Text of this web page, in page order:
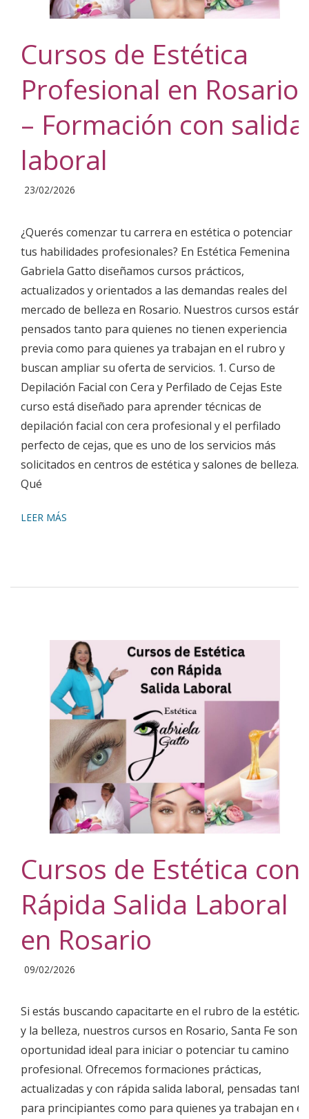
Cursos de Estética
Profesional en Rosario
– Formación con salida
laboral
2026-
23
23/02/2026
¿Querés comenzar tu carrera en estética o potenciar
tus habilidades profesionales? En Estética Femenina
Gabriela Gatto diseñamos cursos prácticos,
actualizados y orientados a las demandas reales del
mercado de belleza en Rosario. Nuestros cursos están
pensados tanto para quienes no tienen experiencia
previa como para quienes ya trabajan en el rubro y
buscan ampliar su oferta de servicios. 1. Curso de
Depilación Facial con Cera y Perfilado de Cejas Este
curso está diseñado para aprender técnicas de
depilación facial con cera profesional y el perfilado
perfecto de cejas, que es uno de los servicios más
solicitados en centros de estética y salones de belleza.
Qué
LEER MÁS
Cursos de Estética con
Rápida Salida Laboral
en Rosario
2026-
09
09/02/2026
Si estás buscando capacitarte en el rubro de la estética
y la belleza, nuestros cursos en Rosario, Santa Fe son la
oportunidad ideal para iniciar o potenciar tu camino
profesional. Ofrecemos formaciones prácticas,
actualizadas y con rápida salida laboral, pensadas tanto
para principiantes como para quienes ya trabajan en el